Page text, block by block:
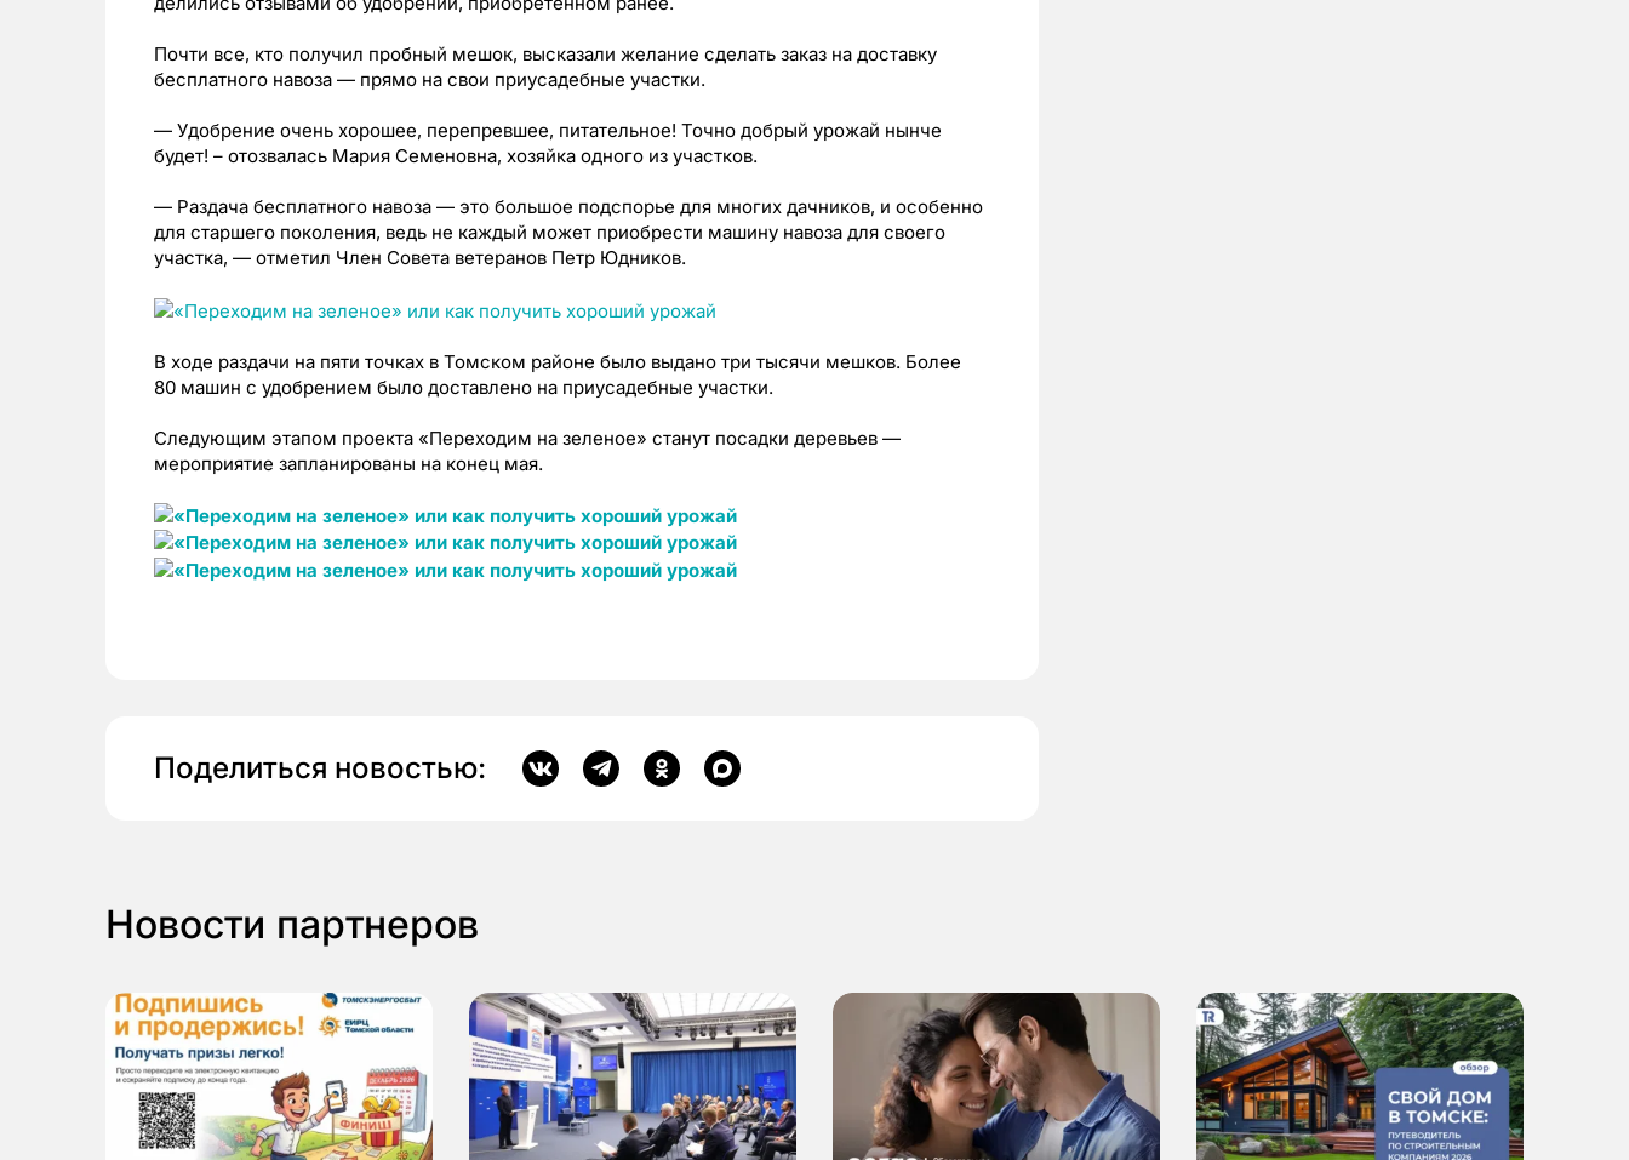
Почти все, кто получил пробный мешок, высказали желание сделать заказ на доставку
бесплатного навоза — прямо на свои приусадебные участки.
— Удобрение очень хорошее, перепревшее, питательное! Точно добрый урожай нынче
будет! – отозвалась Мария Семеновна, хозяйка одного из участков.
— Раздача бесплатного навоза — это большое подспорье для многих дачников, и особенно
для старшего поколения, ведь не каждый может приобрести машину навоза для своего
участка, — отметил Член Совета ветеранов Петр Юдников.
В ходе раздачи на пяти точках в Томском районе было выдано три тысячи мешков. Более
80 машин с удобрением было доставлено на приусадебные участки.
Следующим этапом проекта «Переходим на зеленое» станут посадки деревьев —
мероприятие запланированы на конец мая.
Поделиться новостью:
Новости партнеров